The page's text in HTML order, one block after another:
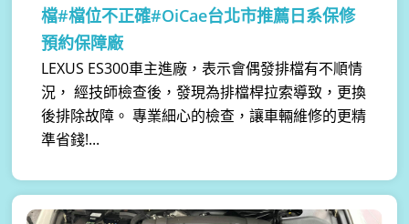
檔#檔位不正確#OiCae台北市推薦日系保修
預約保障廠
LEXUS ES300車主進廠，表示會偶發排檔有不順情
況， 經技師檢查後，發現為排檔桿拉索導致，更換
後排除故障。 專業細心的檢查，讓車輛維修的更精
準省錢!...